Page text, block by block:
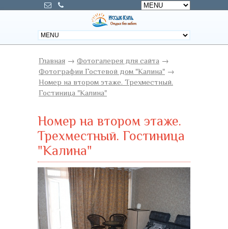
Главная → Фотогалерея для сайта →
Фотографии Гостевой дом "Калина" →
Номер на втором этаже. Трехместный.
Гостиница "Калина"
Номер на втором этаже.
Трехместный. Гостиница
"Калина"